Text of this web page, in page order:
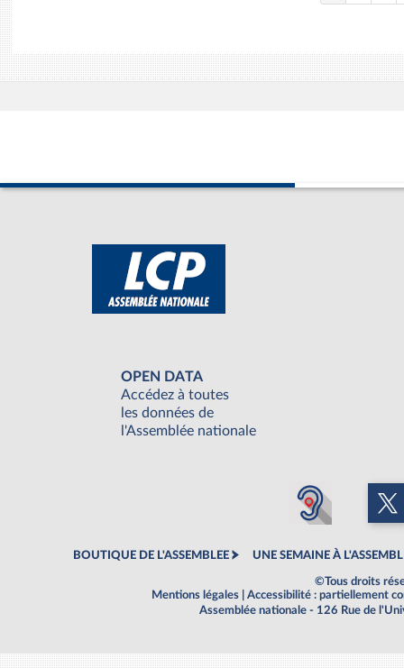
OPEN DATA
Accédez à toutes
les données de
l'Assemblée nationale
BOUTIQUE DE L'ASSEMBLEE UNE SEMAINE À
©Tous droits
Mentions légales
Accessibilité : partiellement
Assemblée nationale - 126 Rue de